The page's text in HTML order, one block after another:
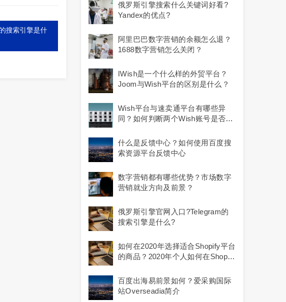
搜索引擎是什
俄罗斯引擎搜索什么关键词好看?
Yandex的优点?
阿里巴巴数字营销的余额怎么退？
1688数字营销怎么关闭？
IWish是一个什么样的外贸平台？
Joom与Wish平台的区别是什么？
Wish平台与速卖通平台有哪些异
同？如何判断两个Wish账号是否关
什么是反馈中心？如何使用百度搜
索资源平台反馈中心
数字营销都有哪些优势？市场数字
营销就业方向及前景？
俄罗斯引擎官网入口?telegram的
搜索引擎是什么?
如何在2020年选择适合Shopify平台
的商品？2020年个人如何在Shopify
够了！
百度出海易前景如何？爱采购国际
站Overseadia简介